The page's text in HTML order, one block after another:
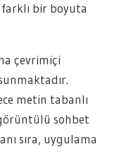
bir boyuta
çevrimiçi
metin tabanlı
sohbet
sıra, uygulama